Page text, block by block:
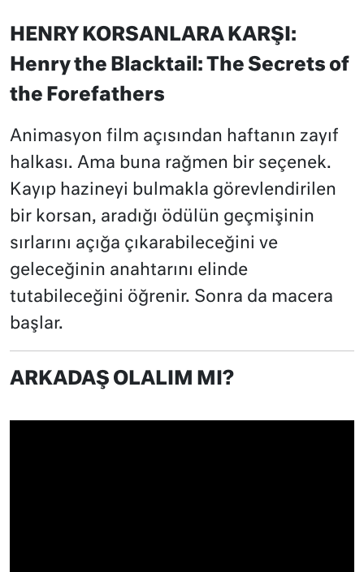
HENRY KORSANLARA KARŞI:
Henry the Blacktail: The Secrets of
the Forefathers
Animasyon film açısından haftanın zayıf
halkası. Ama buna rağmen bir seçenek.
Kayıp hazineyi bulmakla görevlendirilen
bir korsan, aradığı ödülün geçmişinin
sırlarını açığa çıkarabileceğini ve
geleceğinin anahtarını elinde
tutabileceğini öğrenir. Sonra da macera
başlar.
ARKADAŞ OLALIM MI?